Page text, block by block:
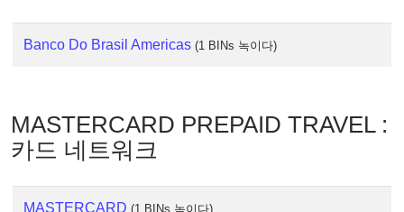
Address
IP
BIN
Banco Do Brasil Americas (1 BINs 녹이다)
MASTERCARD PREPAID TRAVEL :
카드 네트워크
MASTERCARD (1 BINs 녹이다)